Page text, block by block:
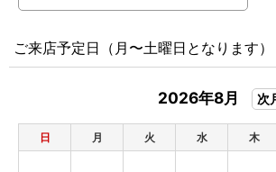
ご来店予定日（月〜土曜日となります）
2026年8月 次
日 月 火 水 木